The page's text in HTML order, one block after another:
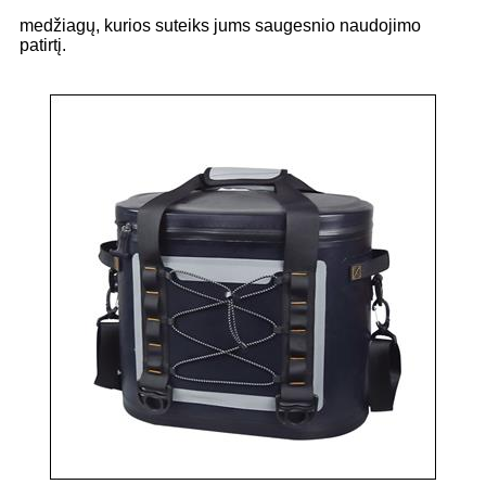
medžiagų, kurios suteiks jums saugesnio naudojimo
patirtį.